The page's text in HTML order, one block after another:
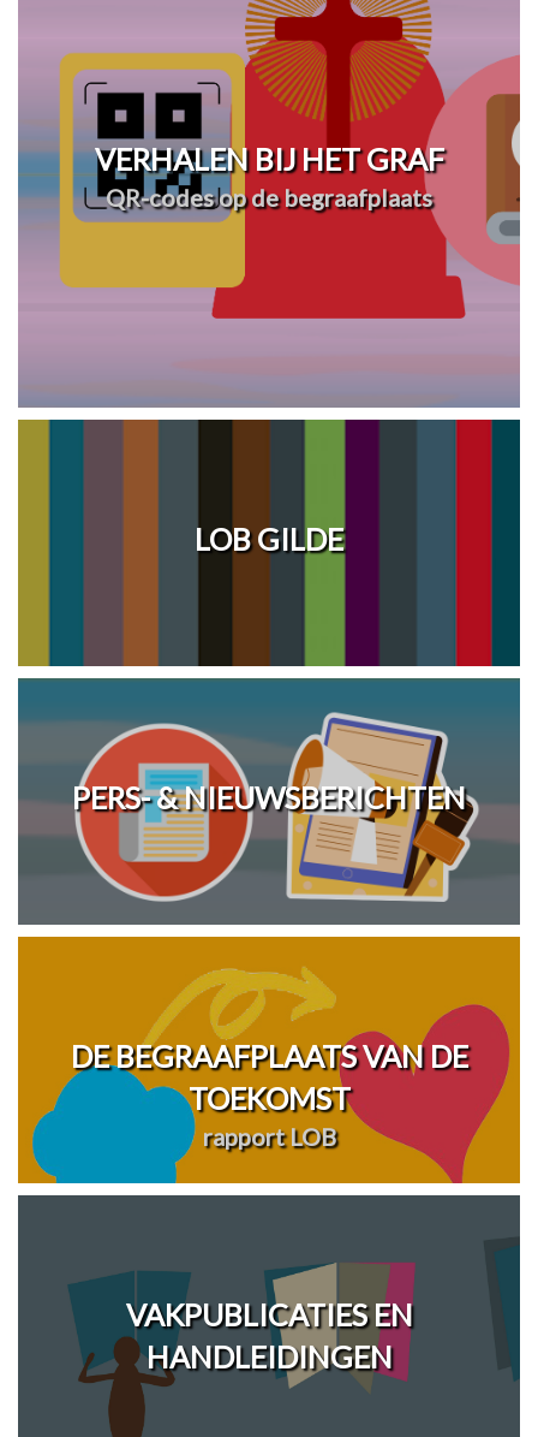
VERHALEN BIJ HET GRAF
QR-codes op de begraafplaats
LOB GILDE
PERS- & NIEUWSBERICHTEN
DE BEGRAAFPLAATS VAN DE
TOEKOMST
rapport LOB
VAKPUBLICATIES EN
HANDLEIDINGEN